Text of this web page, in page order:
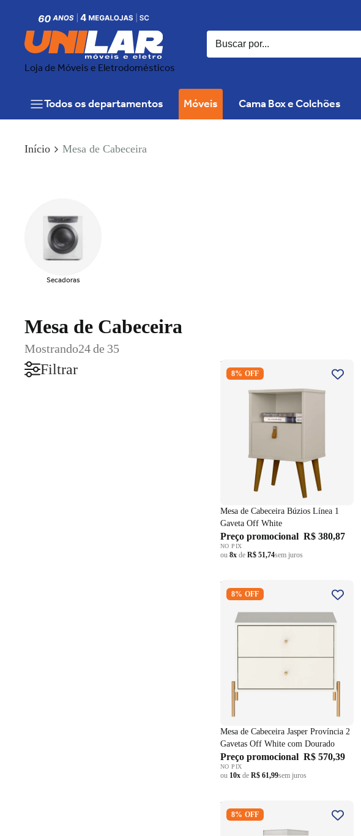
Loja de Móveis e Eletrodomésticos
Todos os departamentos Móveis Cama Box e Colchões
Início Mesa de Cabeceira
Secadoras
Mesa de Cabeceira
Mostrando24 de 35
Filtrar
Mesa de Cabeceira Búzios Línea
1 Gaveta Off White
8% OFF
Mesa de Cabeceira Búzios Línea 1
Gaveta Off White
Preço promocional R$ 380,87
NO PIX
ou 8x de R$ 51,74sem juros
Mesa de Cabeceira Jasper
Província 2 Gavetas Off White
8% OFF
Mesa de Cabeceira Jasper Província 2
Gavetas Off White com Dourado
Preço promocional R$ 570,39
NO PIX
ou 10x de R$ 61,99sem juros
Mesa de Cabeceira Campeche
Henn 2 Gavetas Off White
8% OFF